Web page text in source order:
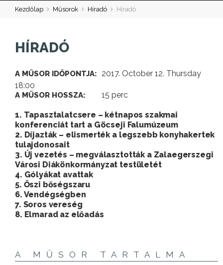
Kezdőlap Műsorok Híradó Híradó
HÍRADÓ
A MŰSOR IDŐPONTJA:
2017. October 12. Thursday
18:00
A MŰSOR HOSSZA: 15 perc
1. Tapasztalatcsere – kétnapos szakmai
konferenciát tart a Göcseji Falumúzeum
2. Díjazták – elismerték a legszebb konyhakertek
tulajdonosait
3. Új vezetés – megválasztották a Zalaegerszegi
Városi Diákönkormányzat testületét
4. Gólyákat avattak
5. Őszi bőségszaru
6. Vendégségben
7. Soros vereség
8. Elmarad az előadás
A MŰSOR TARTALMA